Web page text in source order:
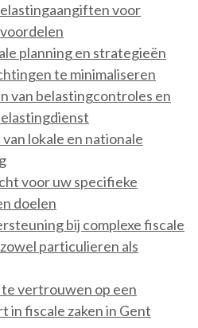
voor
planning en strategieën
te minimaliseren
van belastingcontroles en
lokale en nationale
voor uw specifieke
doelen
bij complexe fiscale
particulieren als
vertrouwen op een
in fiscale zaken in Gent